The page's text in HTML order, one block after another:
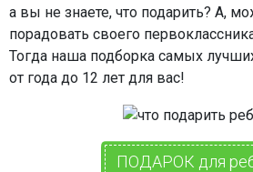
а вы не знаете, что подарить? А,
порадовать своего
Тогда наша подборка самых
от года до 12 лет для вас!
ПОДАРОК для